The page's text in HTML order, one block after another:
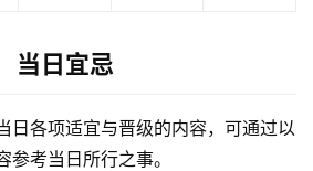
当日宜忌
日各项适宜与晋级的内容，可通过以
参考当日所行之事。